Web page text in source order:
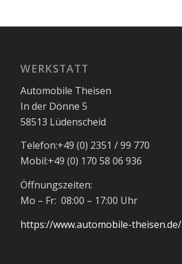
WERKSTATT
Automobile Theisen
In der Dönne 5
58513 Lüdenscheid
Telefon:+49 (0) 2351 / 99 770
Mobil:+49 (0) 170 58 06 936
Öffnungszeiten:
Mo – Fr: 08:00 – 17:00 Uhr
https://www.automobile-theisen.de/